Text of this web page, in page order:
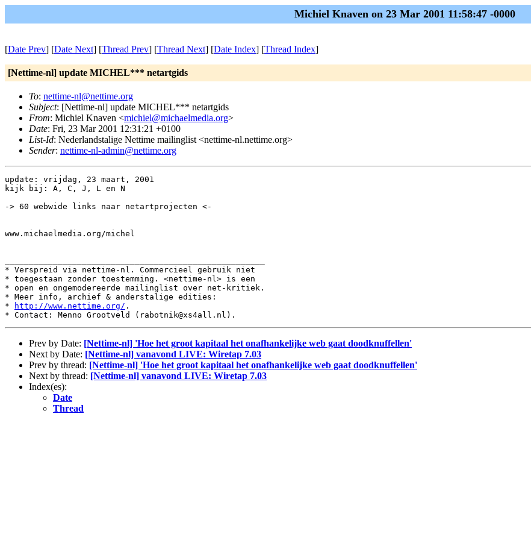
Michiel Knaven on 23 Mar 2001 11:58:47 -0000
[Date Prev] [Date Next] [Thread Prev] [Thread Next] [Date Index] [Thread Index]
[Nettime-nl] update MICHEL*** netartgids
To: nettime-nl@nettime.org
Subject: [Nettime-nl] update MICHEL*** netartgids
From: Michiel Knaven <michiel@michaelmedia.org>
Date: Fri, 23 Mar 2001 12:31:21 +0100
List-Id: Nederlandstalige Nettime mailinglist <nettime-nl.nettime.org>
Sender: nettime-nl-admin@nettime.org
update: vrijdag, 23 maart, 2001
kijk bij: A, C, J, L en N
-> 60 webwide links naar netartprojecten <-
www.michaelmedia.org/michel
* Verspreid via nettime-nl. Commercieel gebruik niet
* toegestaan zonder toestemming. <nettime-nl> is een
* open en ongemodereerde mailinglist over net-kritiek.
* Meer info, archief & anderstalige edities:
*
http://www.nettime.org/ .
Prev by Date: [Nettime-nl] 'Hoe het groot kapitaal het onafhankelijke web gaat doodknuffellen'
Next by Date: [Nettime-nl] vanavond LIVE: Wiretap 7.03
Prev by thread: [Nettime-nl] 'Hoe het groot kapitaal het onafhankelijke web gaat doodknuffellen'
Next by thread: [Nettime-nl] vanavond LIVE: Wiretap 7.03
Index(es):
Date
Thread